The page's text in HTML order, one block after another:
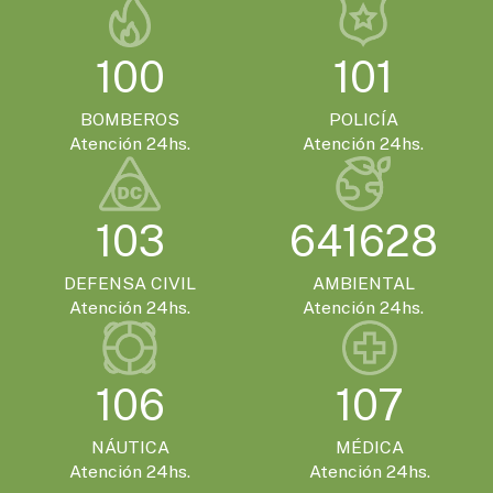
en Gualeguaychú
100
BOMBEROS
Atención 24hs.
101
POLICÍA
Atención 24hs.
103
DEFENSA CIVIL
Atención 24hs.
641628
AMBIENTAL
Atención 24hs.
106
NÁUTICA
Atención 24hs.
107
MÉDICA
Atención 24hs.